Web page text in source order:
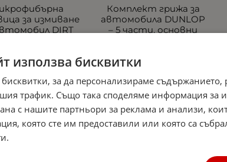
за измиване
DIRT
€ / 8.80 лв.
Комплект грижа за
автомобила DUNLOP
– 5 части, основни
автомобил
16.50 € / 32.27 лв.
използва бисквитки
за да персонализираме съдържанието,
трафик. Също така споделяме информация за
с нашите партньори за реклама и анализи,
която сте им предоставили или която са